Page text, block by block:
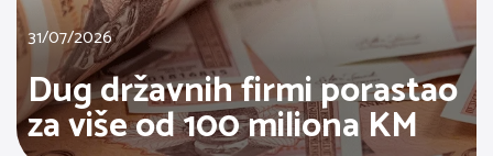
31/07/2026
Dug državnih firmi porastao
za više od 100 miliona KM